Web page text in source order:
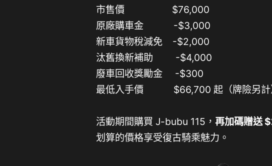
市售價 $76,000
原廠購車金 -$3,000
新車貨物稅減免 -$2,000
汰舊換新補助 -$4,000
廢車回收獎勵金 -$300
最低入手價 $66,700 起（牌險另計
活動期間購買 J-bubu 115， 再加碼贈送
划算的價格享受復古騎乘魅力。